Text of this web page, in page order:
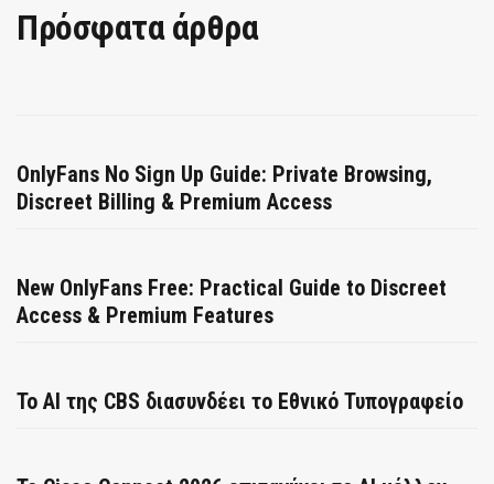
Πρόσφατα άρθρα
OnlyFans No Sign Up Guide: Private Browsing,
Discreet Billing & Premium Access
New OnlyFans Free: Practical Guide to Discreet
Access & Premium Features
Το AI της CBS διασυνδέει το Εθνικό Τυπογραφείο